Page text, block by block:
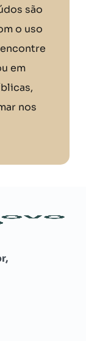
são
o uso
em
nos